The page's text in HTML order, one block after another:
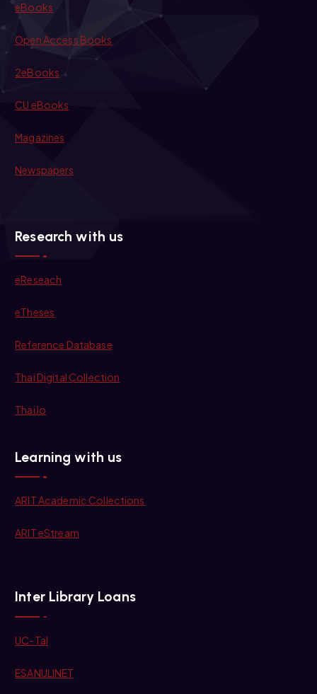
eBooks
Open Access Books
2eBooks
CU eBooks
Magazines
Newspapers
Research with us
eReseach
eTheses
Reference Database
Thai Digital Collection
ThaiJo
Learning with us
ARIT Academic Collections
ARIT eStream
Inter Library Loans
UC-Tal
ESANULINET